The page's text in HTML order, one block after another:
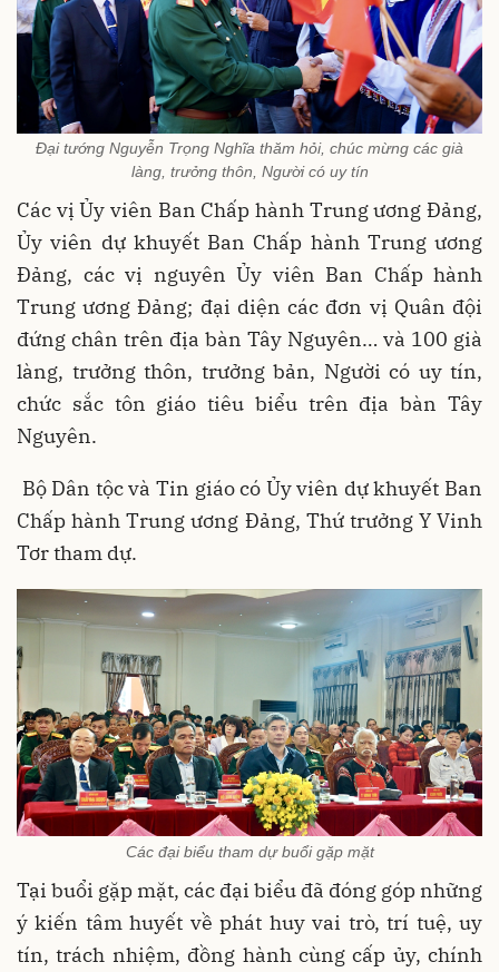
Đại tướng Nguyễn Trọng Nghĩa thăm hỏi, chúc mừng các già
làng, trưởng thôn, Người có uy tín
Các vị Ủy viên Ban Chấp hành Trung ương Đảng,
Ủy viên dự khuyết Ban Chấp hành Trung ương
Đảng, các vị nguyên Ủy viên Ban Chấp hành
Trung ương Đảng; đại diện các đơn vị Quân đội
đứng chân trên địa bàn Tây Nguyên… và 100 già
làng, trưởng thôn, trưởng bản, Người có uy tín,
chức sắc tôn giáo tiêu biểu trên địa bàn Tây
Nguyên.
Bộ Dân tộc và Tin giáo có Ủy viên dự khuyết Ban
Chấp hành Trung ương Đảng, Thứ trưởng Y Vinh
Tơr tham dự.
Các đại biểu tham dự buổi gặp mặt
Tại buổi gặp mặt, các đại biểu đã đóng góp những
ý kiến tâm huyết về phát huy vai trò, trí tuệ, uy
tín, trách nhiệm, đồng hành cùng cấp ủy, chính